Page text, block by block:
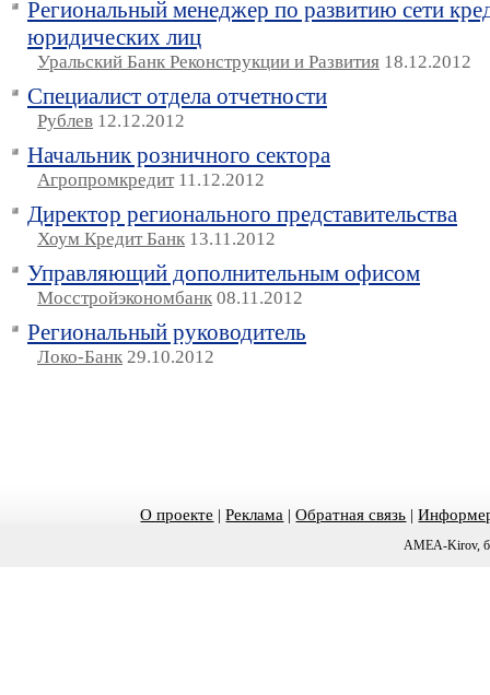
Региональный менеджер по развитию сети
юридических лиц
Уральский Банк Реконструкции и Развития 18.12.2012
Специалист отдела отчетности
Рублев 12.12.2012
Начальник розничного сектора
Агропромкредит11.12.2012
Директор регионального представительства
Хоум Кредит Банк 13.11.2012
Управляющий дополнительным офисом
Мосстройэкономбанк 08.11.2012
Региональный руководитель
Локо-Банк 29.10.2012
О проекте |Реклама |Обратная связь |
AMEA-Kirov,